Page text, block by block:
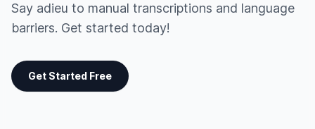
Say adieu to manual transcriptions and language
barriers. Get started today!
Get Started Free